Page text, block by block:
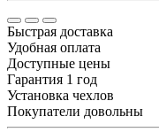
Быстрая доставка
Удобная оплата
Доступные цены
Гарантия 1 год
Установка чехлов
Покупатели довольны